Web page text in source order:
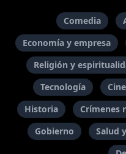
Comedia
Economía y empresa
Religión y
Tecnología
Historia
Crímenes
Gobierno
Salud